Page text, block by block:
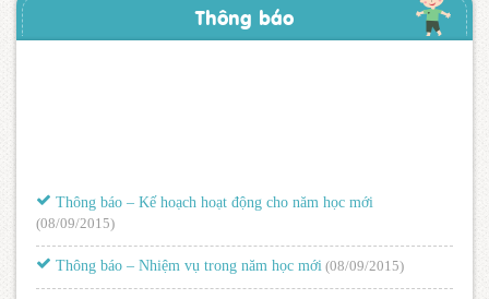
Thông báo
Thông báo – Kế hoạch hoạt động cho năm học mới
(08/09/2015)
Thông báo – Nhiệm vụ trong năm học mới (08/09/2015)